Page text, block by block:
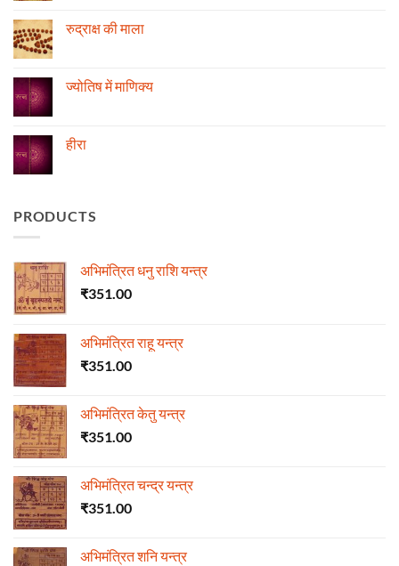
तेजी-
एवं
रुद्राक्ष की माला
रुद्राक्ष
की
ज्योतिष में माणिक्य
ज्योतिष
मेंहीरा
PRODUCTS
अभिमंत्रित धनु राशि यन्त्र
₹351.00
अभिमंत्रित राहू यन्त्र
₹351.00
अभिमंत्रित केतु यन्त्र
₹351.00
अभिमंत्रित चन्द्र यन्त्र
₹351.00
अभिमंत्रित शनि यन्त्र